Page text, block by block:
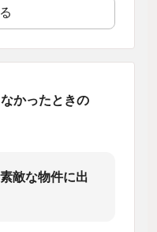
かったときの
敵な物件に出